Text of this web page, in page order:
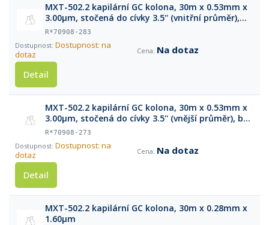
MXT-502.2 kapilární GC kolona, 30m x 0.53mm x
3.00µm, stočená do cívky 3.5'' (vnitřní průměr),
bez klece
R*70908-283
Dostupnost: na
dotaz
Na dotaz
Detail
MXT-502.2 kapilární GC kolona, 30m x 0.53mm x
3.00µm, stočená do cívky 3.5'' (vnější průměr), bez
klece
R*70908-273
Dostupnost: na
dotaz
Na dotaz
Detail
MXT-502.2 kapilární GC kolona, 30m x 0.28mm x
1.60µm